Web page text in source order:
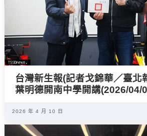
台灣新生報(記者戈錦華／臺北
葉明德開南中學開講(2026/04/
2026 年 4 月 10 日